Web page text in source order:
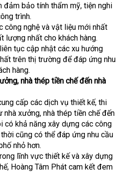
đảm bảo tính thẩm mỹ, tiện nghi
trình.
công nghệ và vật liệu mới nhất
lượng nhất cho khách hàng.
tục cập nhật các xu hướng
trên thị trường để đáp ứng nhu
hàng.
nhà thép tiền chế đến nhà
cấp các dịch vụ thiết kế, thi
xưởng, nhà thép tiền chế đến
có khả năng xây dựng các công
cũng có thể đáp ứng nhu cầu
nhỏ hơn.
lĩnh vực thiết kế và xây dựng
Hoàng Tâm Phát cam kết đem